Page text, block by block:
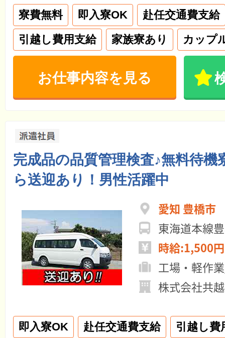
寮費無料 即入寮OK
赴任交通費支給
引越し費用支給
家族寮あり カップ
お仕事内容を見る
完成品の品質管理検査♪無料待機
ら送迎あり！男性活躍中
愛知 豊橋市
東海道本線
時給:1,500
工場・軽作
株式会社共
即入寮OK 赴任交通費支給 引越し費